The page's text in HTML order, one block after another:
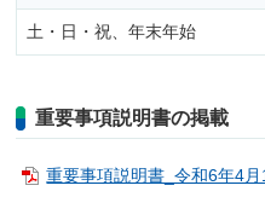
土・日・祝、年末年始
重要事項説明書の掲載
重要事項説明書_令和6年4